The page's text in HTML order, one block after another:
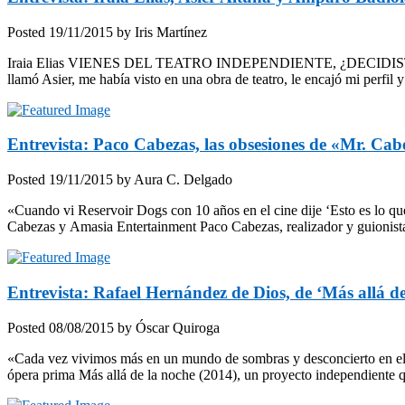
Posted 19/11/2015 by Iris Martínez
Iraia Elias VIENES DEL TEATRO INDEPENDIENTE,
llamó Asier, me había visto en una obra de teatro, le encajó mi
Entrevista: Paco Cabezas, las obsesiones de «Mr.
Posted 19/11/2015 by Aura C. Delgado
«Cuando vi Reservoir Dogs con 10 años en el cine dije ‘Esto es lo
Cabezas y Amasia Entertainment Paco Cabezas, realizador y
Entrevista: Rafael Hernández de Dios, de ‘Más allá
Posted 08/08/2015 by Óscar Quiroga
«Cada vez vivimos más en un mundo de sombras y desconcierto
ópera prima Más allá de la noche (2014), un proyecto